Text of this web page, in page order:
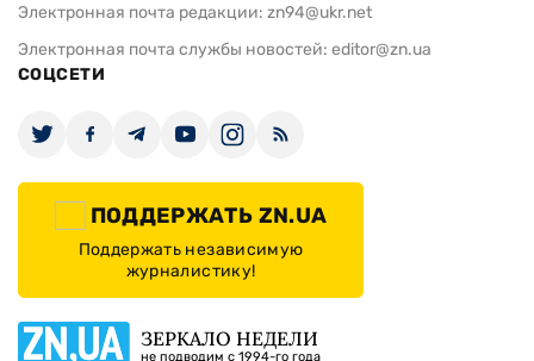
Электронная почта редакции: zn94@ukr.net
Электронная почта службы новостей: editor@zn.ua
СОЦСЕТИ
ПОДДЕРЖАТЬ ZN.UA
Поддержать независимую
журналистику!
ЗЕРКАЛО НЕДЕЛИ
не подводим с 1994-го года